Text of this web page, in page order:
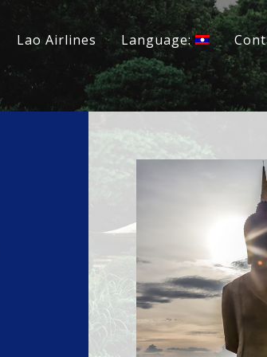
Lao Airlines Language: